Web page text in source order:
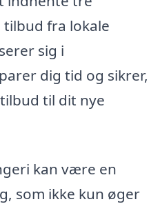
fra lokale
sig i
dig tid og sikrer,
til dit nye
kan være en
som ikke kun øger